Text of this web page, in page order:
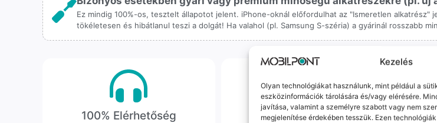
Kezelés
Olyan technológiákat használunk, mint például a
eszközinformációk tárolására és/vagy elérésére.
javítása, valamint a személyre szabott vagy nem
megjelenítése érdekében tesszük. Ezen
Ez mindig 100%-os, tesztelt állapotot jelent. iPhone-oknál előfordulhat az "Ismeretlen
tökéletesen és hibátlanul teszi a dolgát! Ha valahol (pl. Samsung S-széria) a gyárinál rosszabb
100% Elérhetőség Korrekt Ügyintézés